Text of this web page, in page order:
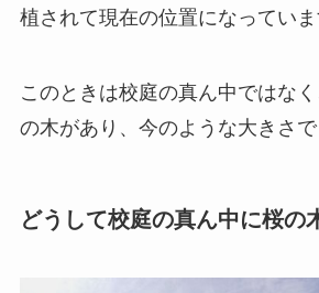
植されて現在の位置になっていま
このときは校庭の真ん中ではな
の木があり、今のような大きさで
どうして校庭の真ん中に桜の